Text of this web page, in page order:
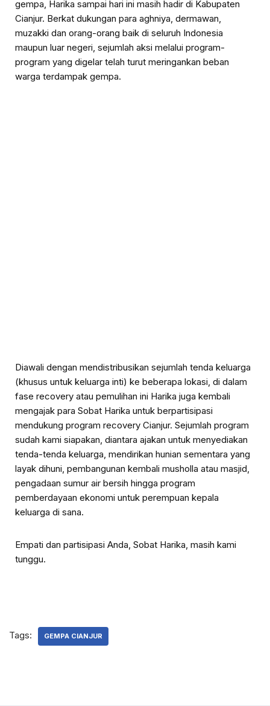
gempa, Harika sampai hari ini masih hadir di Kabupaten
Cianjur. Berkat dukungan para aghniya, dermawan,
muzakki dan orang-orang baik di seluruh Indonesia
maupun luar negeri, sejumlah aksi melalui program-
program yang digelar telah turut meringankan beban
warga terdampak gempa.
Diawali dengan mendistribusikan sejumlah tenda keluarga
(khusus untuk keluarga inti) ke beberapa lokasi, di dalam
fase recovery atau pemulihan ini Harika juga kembali
mengajak para Sobat Harika untuk berpartisipasi
mendukung program recovery Cianjur. Sejumlah program
sudah kami siapakan, diantara ajakan untuk menyediakan
tenda-tenda keluarga, mendirikan hunian sementara yang
layak dihuni, pembangunan kembali musholla atau masjid,
pengadaan sumur air bersih hingga program
pemberdayaan ekonomi untuk perempuan kepala
keluarga di sana.
Empati dan partisipasi Anda, Sobat Harika, masih kami
tunggu.
Tags: GEMPA CIANJUR